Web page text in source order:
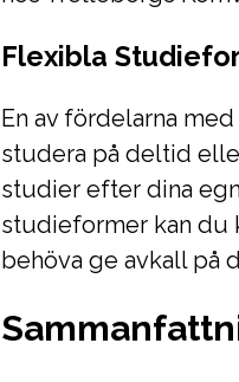
Flexibla
En av fördelarna
studera på deltid
studier efter dina
studieformer kan du
behöva ge avkall på